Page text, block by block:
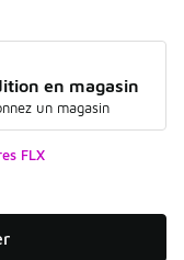
en magasin
un magasin
FLX